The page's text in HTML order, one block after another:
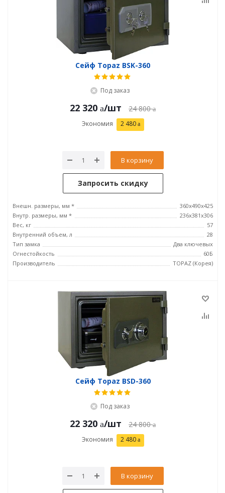
Сейф Topaz BSK-360
Под заказ
22 320 /шт 24 800
Экономия 2 480
В корзину
Запросить скидку
Внешн. размеры, мм *
360x490x425
Внутр. размеры, мм *
236x381х306
Вес, кг
57
Внутренний объем, л
28
Тип замка
Два ключевых
Огнестойкость
60Б
Производитель
TOPAZ (Корея)
Сейф Topaz BSD-360
Под заказ
22 320 /шт 24 800
Экономия 2 480
В корзину